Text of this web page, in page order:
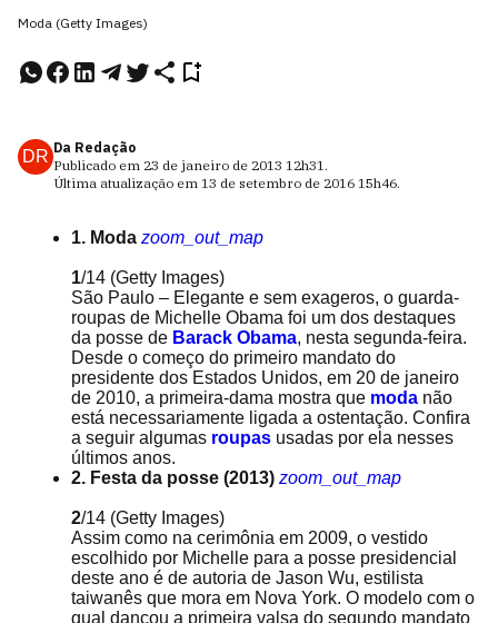
Moda (Getty Images)
DR Da Redação
Publicado em 23 de janeiro de 2013 12h31.
Última atualização em 13 de setembro de 2016 15h46.
1. Moda zoom_out_map
1/14 (Getty Images)
São Paulo – Elegante e sem exageros, o guarda-
roupas de Michelle Obama foi um dos destaques
da posse de Barack Obama, nesta segunda-feira.
Desde o começo do primeiro mandato do
presidente dos Estados Unidos, em 20 de janeiro
de 2010, a primeira-dama mostra que moda não
está necessariamente ligada a ostentação. Confira
a seguir algumas roupas usadas por ela nesses
últimos anos.
2. Festa da posse (2013) zoom_out_map
2/14 (Getty Images)
Assim como na cerimônia em 2009, o vestido
escolhido por Michelle para a posse presidencial
deste ano é de autoria de Jason Wu, estilista
taiwanês que mora em Nova York. O modelo com o
qual dançou a primeira valsa do segundo mandato